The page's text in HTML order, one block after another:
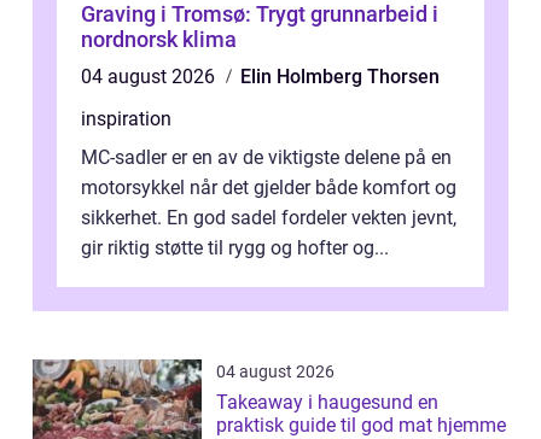
Graving i Tromsø: Trygt grunnarbeid i
nordnorsk klima
04 august 2026
Elin Holmberg Thorsen
inspiration
MC-sadler er en av de viktigste delene på en
motorsykkel når det gjelder både komfort og
sikkerhet. En god sadel fordeler vekten jevnt,
gir riktig støtte til rygg og hofter og...
04 august 2026
Takeaway i haugesund en
praktisk guide til god mat hjemme